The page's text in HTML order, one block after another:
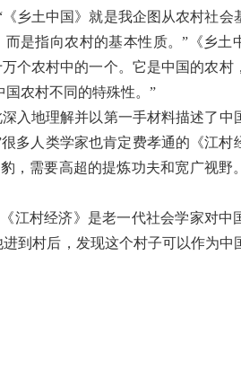
乡土中国》就是我企图从农村社会
是指向农村的基本性质。”《乡土
个农村中的一个。它是中国的农村
农村不同的特殊性。”
入地理解并以第一手材料描述了中
多人类学家也肯定费孝通的《江村
，需要高超的提炼功夫和宽广视野
江村经济》是老一代社会学家对中
到村后，发现这个村子可以作为中